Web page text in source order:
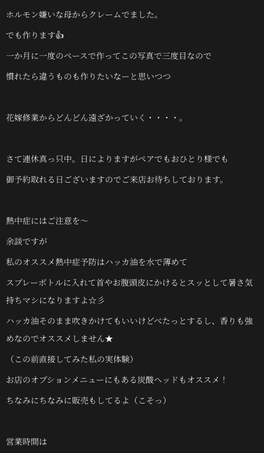
ホルモン嫌いな母からクレームでました。
でも作ります👍
一か月に一度のペースで作ってこの写真で三度目なので
慣れたら違うものも作りたいなーと思いつつ
花嫁修業からどんどん遠ざかっていく・・・・。
さて連休真っ只中。日によりますがペアでもおひとり様でも
御予約取れる日ございますのでご来店お待ちしております。
熱中症にはご注意を～
余談ですが
私のオススメ熱中症予防はハッカ油を水で薄めて
スプレーボトルに入れて首やお腹頭皮にかけるとスッとして暑さ気
持ちマシになりますよ☆彡
ハッカ油そのまま吹きかけてもいいけどべたっとするし、香りも強
めなのでオススメしません★
（この前直接してみた私の実体験）
お店のオプションメニューにもある炭酸ヘッドもオススメ！
ちなみにちなみに販売もしてるよ（こそっ）
営業時間は